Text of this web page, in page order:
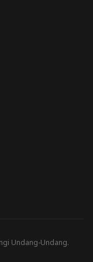
Undang-Undang.